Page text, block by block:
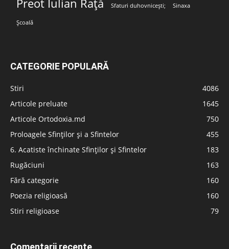
Preot Iulian Rață Sfaturi duhovnicești; Sinaxa
Școală
CATEGORIE POPULARĂ
Stiri
4086
Articole preluate
1645
Articole Ortodoxia.md
750
Proloagele Sfinților și a Sfintelor
455
6. Acatiste închinate Sfinților și Sfintelor
183
Rugăciuni
163
Fără categorie
160
Poezia religioasă
160
Stiri religioase
79
Comentarii recente